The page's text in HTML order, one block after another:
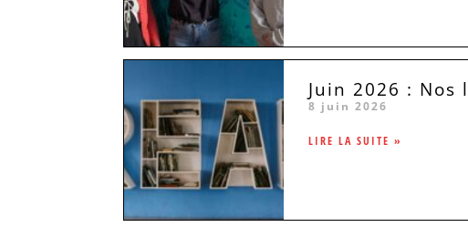
Juin 2026 :
8 juin 2026
LIRE LA SUITE »